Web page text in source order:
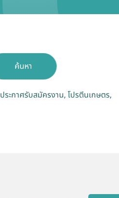
ค้นหา
ประกาศรับสมัครงาน โปรตีนเกษตร